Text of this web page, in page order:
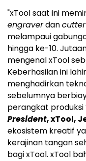
"xTool saat ini
engraverdancutter
melampaui
hingga ke-10.
mengenal xTool
Keberhasilan ini
menghadirkan
sebelumnya
perangkat produksi
President, xTool,
ekosistem kreatif
kerajinan tangan
bagi xTool. xTool